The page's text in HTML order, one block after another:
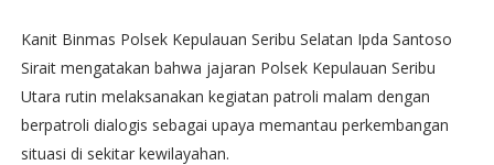
Kanit Binmas Polsek Kepulauan Seribu Selatan Ipda Santoso
Sirait mengatakan bahwa jajaran Polsek Kepulauan Seribu
Utara rutin melaksanakan kegiatan patroli malam dengan
berpatroli dialogis sebagai upaya memantau perkembangan
situasi di sekitar kewilayahan.